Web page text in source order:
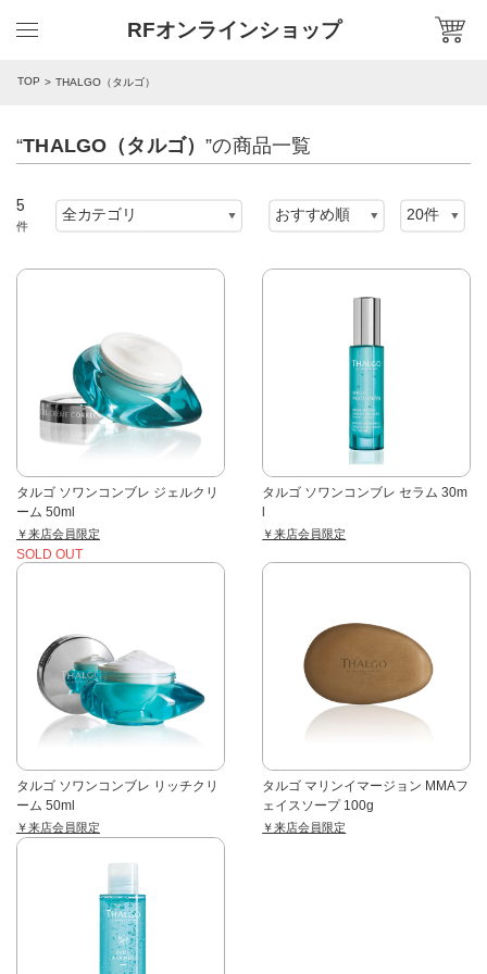
RFオンラインショップ
TOP THALGO（タルゴ）
“THALGO（タルゴ）”の商品一覧
5
件
タルゴ ソワンコンブレ ジェルクリ
ーム 50ml
￥来店会員限定
SOLD OUT
タルゴ ソワンコンブレ セラム 30m
l
￥来店会員限定
タルゴ ソワンコンブレ リッチクリ
ーム 50ml
￥来店会員限定
タルゴ マリンイマージョン MMAフ
ェイスソープ 100g
￥来店会員限定